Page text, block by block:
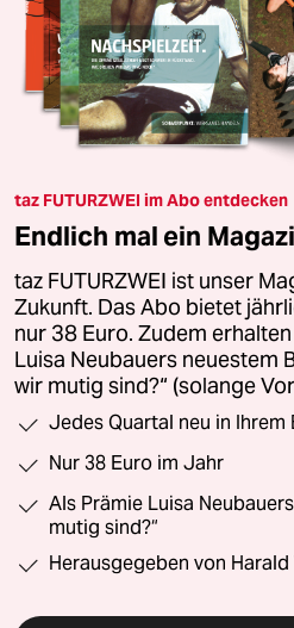
taz FUTURZWEI im Abo entdecken
Endlich mal ein
taz FUTURZWEI ist unser
Zukunft. Das Abo bietet
nur 38 Euro. Zudem
Luisa Neubauers neuestem
wir mutig sind?“ (solange
Jedes Quartal neu in Ihrem
Nur 38 Euro im Jahr
Als Prämie Luisa
mutig sind?“
Herausgegeben von Harald